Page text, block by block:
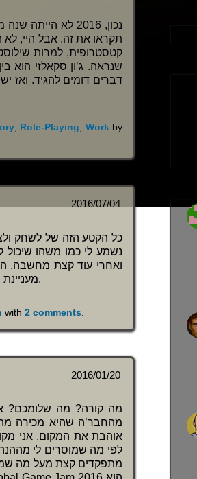
נכון, 2016 לא
תקראו את זה. אבל היי,
קטסטרופית, למרות
שנראה. ג’ון סקאלזי הוא
, Role-Playing Work by
2016/07/04
כל הקטע הזה של לשחק
נשמע לי כמו משהו
ואחרי עוד קצת מחשבה,
מעניינת בשביל לבדר אנשים. אם אני משחק, אני משחק. וזהו. נו, טוב. נבדוק שוב בטרנד הבא.
with2 comments
2016/01/20
מה קורה? מה שלומכם?
מהחבר’ה שהיא מכירה
לפי מה שמוסרים לי
מתפקדים קצת מעל מה